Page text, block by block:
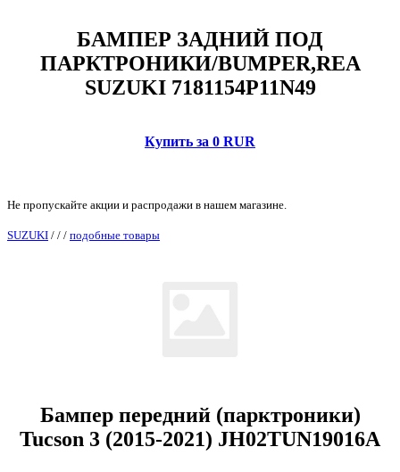
БАМПЕР ЗАДНИЙ ПОД
ПАРКТРОНИКИ/BUMPER,REA
SUZUKI 7181154P11N49
Купить за 0 RUR
Не пропускайте акции и распродажи в нашем магазине.
SUZUKI / / / подобные товары
Бампер передний (парктроники)
Tucson 3 (2015-2021) JH02TUN19016A